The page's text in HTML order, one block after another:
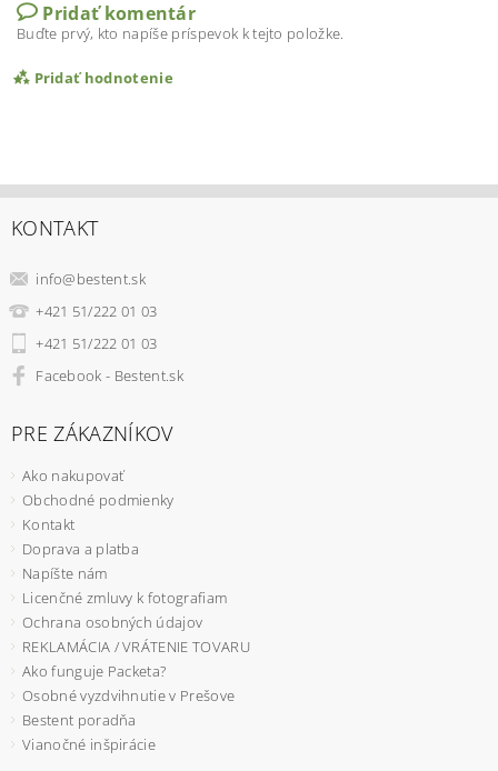
Pridať komentár
Buďte prvý, kto napíše príspevok k tejto položke.
Pridať hodnotenie
KONTAKT
info@bestent.sk
+421 51/222 01 03
+421 51/222 01 03
Facebook - Bestent.sk
PRE ZÁKAZNÍKOV
Ako nakupovať
Obchodné podmienky
Kontakt
Doprava a platba
Napíšte nám
Licenčné zmluvy k fotografiam
Ochrana osobných údajov
REKLAMÁCIA / VRÁTENIE TOVARU
Ako funguje Packeta?
Osobné vyzdvihnutie v Prešove
Bestent poradňa
Vianočné inšpirácie